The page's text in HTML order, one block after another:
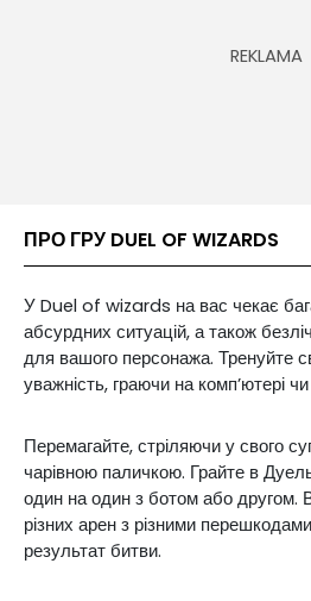
ПРО ГРУ DUEL OF WIZARDS
У Duel of wizards на вас чекає
абсурдних ситуацій, а також
для вашого персонажа. Тренуйте
уважність, граючи на комп’ютері
Перемагайте, стріляючи у свого
чарівною паличкою. Грайте в Дуель
один на один з ботом або другом.
різних арен з різними
результат битви.